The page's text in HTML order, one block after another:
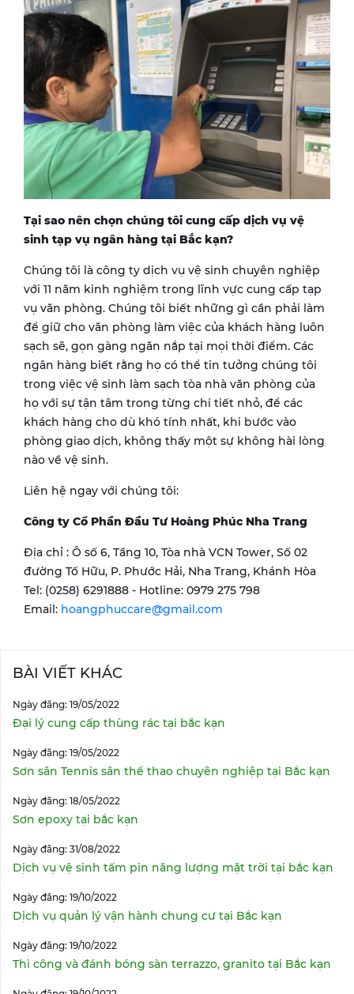
Tại sao nên chọn chúng tôi cung cấp dịch vụ vệ
sinh tạp vụ ngân hàng tại Bắc kạn?
Chúng tôi là công ty dịch vụ vệ sinh chuyên nghiệp
với 11 năm kinh nghiệm trong lĩnh vực cung cấp tạp
vụ văn phòng. Chúng tôi biết những gì cần phải làm
để giữ cho văn phòng làm việc của khách hàng luôn
sạch sẽ, gọn gàng ngăn nắp tại mọi thời điểm. Các
ngân hàng biết rằng họ có thể tin tưởng chúng tôi
trong việc vệ sinh làm sạch tòa nhà văn phòng của
họ với sự tận tâm trong từng chi tiết nhỏ, để các
khách hàng cho dù khó tính nhất, khi bước vào
phòng giao dịch, không thấy một sự không hài lòng
nào về vệ sinh.
Liên hệ ngay với chúng tôi:
Công ty Cổ Phần Đầu Tư Hoàng Phúc Nha Trang
Địa chỉ : Ô số 6, Tầng 10, Tòa nhà VCN Tower, Số 02
đường Tố Hữu, P. Phước Hải, Nha Trang, Khánh Hòa
Tel: (0258) 6291888 - Hotline: 0979 275 798
Email: hoangphuccare@gmail.com
BÀI VIẾT KHÁC
Ngày đăng: 19/05/2022
Đại lý cung cấp thùng rác tại bắc kạn
Ngày đăng: 19/05/2022
Sơn sân Tennis sân thể thao chuyên nghiệp tại Bắc kạn
Ngày đăng: 18/05/2022
Sơn epoxy tại bắc kạn
Ngày đăng: 31/08/2022
Dịch vụ vệ sinh tấm pin năng lượng mặt trời tại bắc kạn
Ngày đăng: 19/10/2022
Dịch vụ quản lý vận hành chung cư tại Bắc kạn
Ngày đăng: 19/10/2022
Thi công và đánh bóng sàn terrazzo, granito tại Bắc kạn